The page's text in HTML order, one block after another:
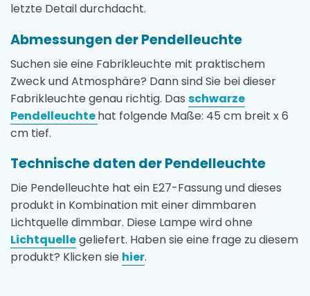
letzte Detail durchdacht.
Abmessungen der Pendelleuchte
Suchen sie eine Fabrikleuchte mit praktischem
Zweck und Atmosphäre? Dann sind Sie bei dieser
Fabrikleuchte genau richtig. Das schwarze
Pendelleuchtehat folgende Maße: 45 cm breit x 6
cm tief.
Technische daten der Pendelleuchte
Die Pendelleuchte hat ein E27-Fassung und dieses
produkt in Kombination mit einer dimmbaren
Lichtquelle dimmbar. Diese Lampe wird ohne
Lichtquellegeliefert. Haben sie eine frage zu diesem
produkt? Klicken sie hier.